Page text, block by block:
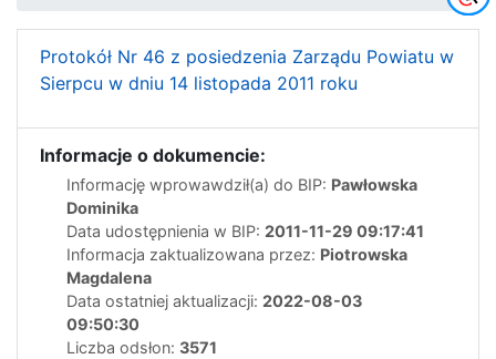
Protokół Nr 46 z posiedzenia Zarządu Powiatu w
Sierpcu w dniu 14 listopada 2011 roku
Informacje o dokumencie:
Informację wprowawdził(a) do BIP: Pawłowska
Dominika
Data udostępnienia w BIP: 2011-11-29 09:17:41
Informacja zaktualizowana przez: Piotrowska
Magdalena
Data ostatniej aktualizacji: 2022-08-03
09:50:30
Liczba odsłon: 3571